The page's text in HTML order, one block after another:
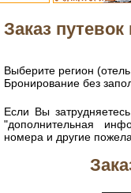
Заказ путевок
Выберите регион
Бронирование без
Если Вы
"дополнительная
номера и другие